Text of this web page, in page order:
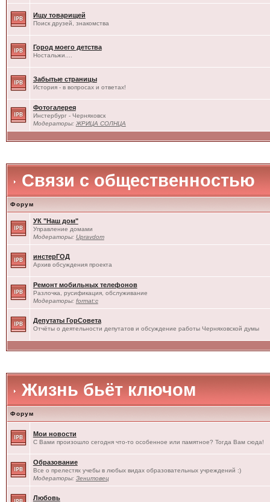
Ищу товарищей
Поиск друзей, знакомства
Город моего детства
Ностальжи....
Забытые страницы
История - в вопросах и ответах!
Фотогалерея
Инстербург - Черняховск
Модераторы: ЖРИЦА СОЛНЦА
Связи с общественностью
Форум
УК "Наш дом"
Управление домами
Модераторы: Upravdom
инстерГОД
Архив обсуждения проекта
Ремонт мобильных телефонов
Разлочка, русификация, обслуживание
Модераторы: format:c
Депутаты ГорСовета
Отчёты о деятельности депутатов и обсуждение работы Черняховской думы
Жизнь бьёт ключом
Форум
Мои новости
С Вами произошло сегодня что-то особенное или памятное? Тогда Вам сюда!
Образование
Все о прелестях учебы в любых видах образовательных учреждений :)
Модераторы: Зенитовец
Любовь